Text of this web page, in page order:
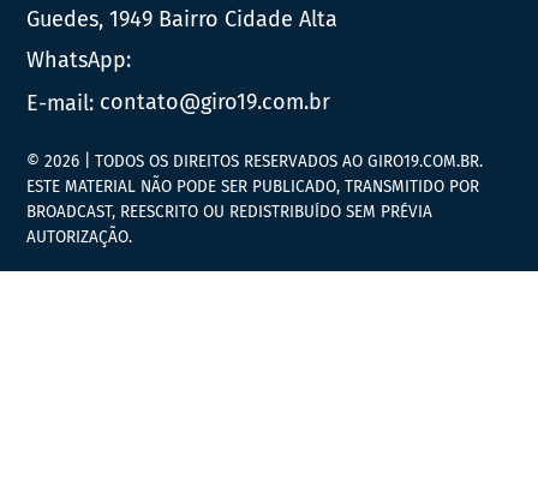
Guedes, 1949 Bairro Cidade Alta
WhatsApp:
E-mail: contato@giro19.com.br
© 2026 | TODOS OS DIREITOS RESERVADOS AO GIRO19.COM.BR.
ESTE MATERIAL NÃO PODE SER PUBLICADO, TRANSMITIDO POR
BROADCAST, REESCRITO OU REDISTRIBUÍDO SEM PRÉVIA
AUTORIZAÇÃO.